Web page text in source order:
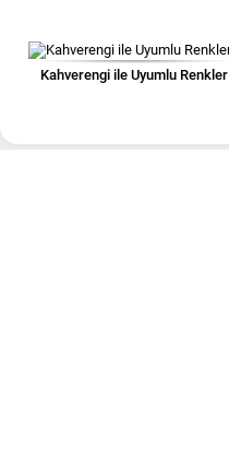
Kahverengi ile Uyumlu Renkler